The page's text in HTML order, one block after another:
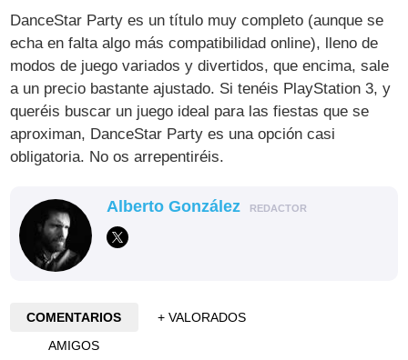
DanceStar Party es un título muy completo (aunque se
echa en falta algo más compatibilidad online), lleno de
modos de juego variados y divertidos, que encima, sale
a un precio bastante ajustado. Si tenéis PlayStation 3, y
queréis buscar un juego ideal para las fiestas que se
aproximan, DanceStar Party es una opción casi
obligatoria. No os arrepentiréis.
Alberto González REDACTOR
COMENTARIOS
+ VALORADOS
AMIGOS